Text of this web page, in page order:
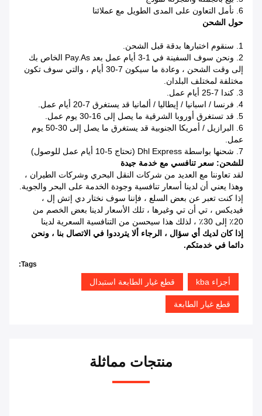
6. نأمل التعاون على المدى الطويل مع عملائنا
حول الشحن
1. سنقوم اختبارها بدقة قبل الشحن.
2. ونحن سوف السفينة في 1-3 أيام عمل بعد Pay.as الخاص بك
إلى وقت الشحن ، وعادة ما سيكون 7-30 أيام ، والتي سوف تكون
مختلفة لمختلف البلدان.
3. كندا 7-25 أيام عمل.
4. فرنسا / اسبانيا / إيطاليا / ألمانيا قد يستغرق 7-20 أيام عمل.
5. قد تستغرق أوروبا الشرقية ما يصل إلى 16-30 يوم عمل.
6. البرازيل / أمريكا الجنوبية قد يستغرق ما يصل إلى 30-50 يوم
عمل.
7. شحنها بواسطة Dhl Express (تحتاج 5-10 أيام عمل للوصول)
للشحن: سعر تنافسي مع خدمة جيدة
لقد تعاوننا مع العديد من شركات النقل البحري وشركات الطيران ،
وهذا يعني أن لدينا أسعار تنافسية وجودة الخدمة على البحر والجوية.
إذا كنت تعبر عن بعض السلع ، فإننا سوف نختار دي إتش إل ،
فيديكس ، تي أن تي وغيرها ، تلك الأسعار لدينا بعض الخصم من
20٪ إلى 30٪ ، لذلك هذا سيحسن من التنافسية السعرية لدينا
إذا كان لديك أي سؤال ، الرجاء ألا يترددوا في الاتصال بنا ، ونحن
دائما في خدمتكم.
Tags:
أجزاء kba قطع غيار الطابعة استبدال
قطع غيار الطابعة
منتجات مماثلة